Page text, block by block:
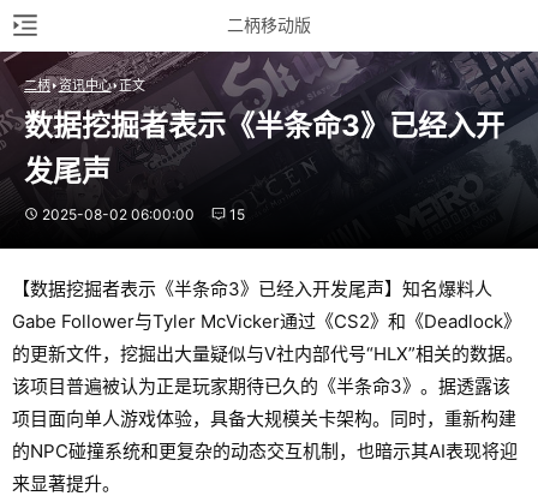
二柄移动版
二柄 资讯中心 正文
数据挖掘者表示《半条命3》已经入开
发尾声
2025-08-02 06:00:00 15
【数据挖掘者表示《半条命3》已经入开发尾声】知名爆料人
Gabe Follower与Tyler McVicker通过《CS2》和《Deadlock》
的更新文件，挖掘出大量疑似与V社内部代号“HLX”相关的数据。
该项目普遍被认为正是玩家期待已久的《半条命3》。据透露该
项目面向单人游戏体验，具备大规模关卡架构。同时，重新构建
的NPC碰撞系统和更复杂的动态交互机制，也暗示其AI表现将迎
来显著提升。